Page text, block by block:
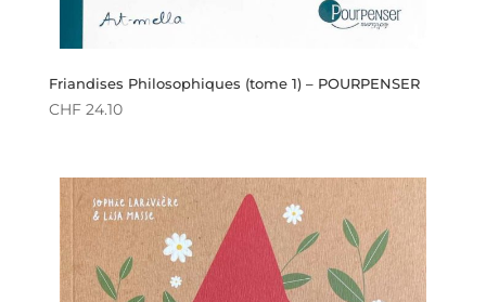
Friandises Philosophiques (tome 1) – POURPENSER
CHF24.10